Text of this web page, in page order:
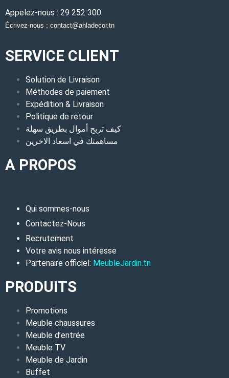
Appelez-nous : 29 252 300
Écrivez-nous : contact@ahladecor.tn
SERVICE CLIENT
Solution de Livraison
Méthodes de paiement
Expédition & Livraison
Politique de retour
كيف تربح أموال بطريق سهلة
مساهمتك في اسعاد الاخرين
A PROPOS
Qui sommes-nous
Contactez-Nous
Recrutement
Votre avis nous intéresse
Partenaire officiel: MeubleJardin.tn
PRODUITS
Promotions
Meuble chaussures
Meuble d’entrée
Meuble TV
Meuble de Jardin
Buffet